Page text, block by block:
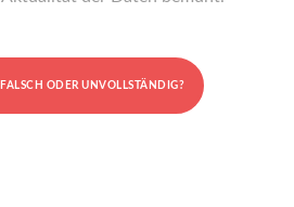
ODER UNVOLLSTÄNDIG?